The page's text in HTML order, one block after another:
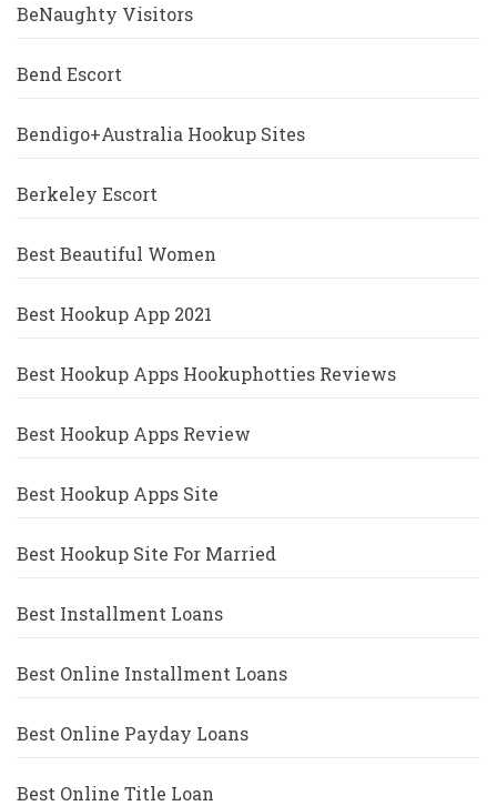
BeNaughty Visitors
Bend Escort
Bendigo+Australia Hookup Sites
Berkeley Escort
Best Beautiful Women
Best Hookup App 2021
Best Hookup Apps Hookuphotties Reviews
Best Hookup Apps Review
Best Hookup Apps Site
Best Hookup Site For Married
Best Installment Loans
Best Online Installment Loans
Best Online Payday Loans
Best Online Title Loan